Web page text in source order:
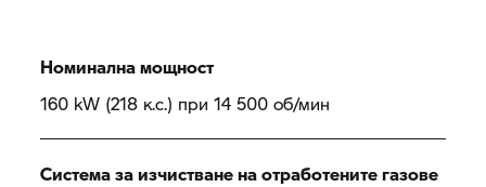
Номинална мощност
160 kW (218 к.с.) при 14 500 об/мин
Система за изчистване на отработените газове